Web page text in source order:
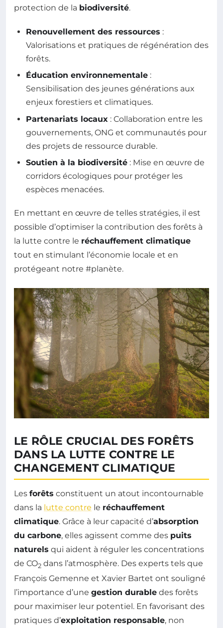
protection de la biodiversité.
Renouvellement des ressources :
Valorisations et pratiques de régénération des
forêts.
Éducation environnementale :
Sensibilisation des jeunes générations aux
enjeux forestiers et climatiques.
Partenariats locaux : Collaboration entre les
gouvernements, ONG et communautés pour
des projets de ressource durable.
Soutien à la biodiversité : Mise en œuvre de
corridors écologiques pour protéger les
espèces menacées.
En mettant en œuvre de telles stratégies, il est
possible d’optimiser la contribution des forêts à
la lutte contre le réchauffement climatique
tout en stimulant l’économie locale et en
protégeant notre #planète.
LE RÔLE CRUCIAL DES FORÊTS
DANS LA LUTTE CONTRE LE
CHANGEMENT CLIMATIQUE
Les forêts constituent un atout incontournable
dans la lutte contre le réchauffement
climatique. Grâce à leur capacité d’absorption
du carbone, elles agissent comme des puits
naturels qui aident à réguler les concentrations
de CO2 dans l’atmosphère. Des experts tels que
François Gemenne et Xavier Bartet ont souligné
l’importance d’une gestion durable des forêts
pour maximiser leur potentiel. En favorisant des
pratiques d’exploitation responsable, non